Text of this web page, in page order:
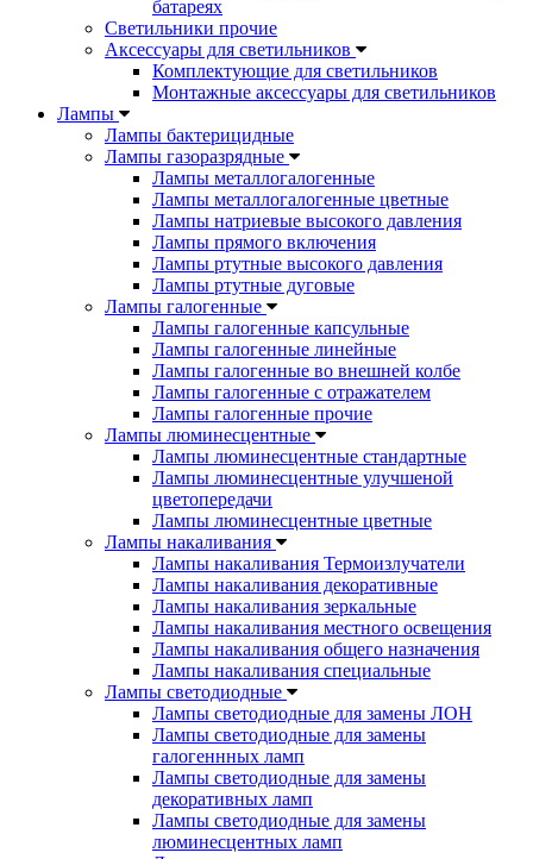
батареях
Светильники прочие
Аксессуары для светильников
Комплектующие для светильников
Монтажные аксессуары для светильников
Лампы
Лампы бактерицидные
Лампы газоразрядные
Лампы металлогалогенные
Лампы металлогалогенные цветные
Лампы натриевые высокого давления
Лампы прямого включения
Лампы ртутные высокого давления
Лампы ртутные дуговые
Лампы галогенные
Лампы галогенные капсульные
Лампы галогенные линейные
Лампы галогенные во внешней колбе
Лампы галогенные с отражателем
Лампы галогенные прочие
Лампы люминесцентные
Лампы люминесцентные стандартные
Лампы люминесцентные улучшеной
цветопередачи
Лампы люминесцентные цветные
Лампы накаливания
Лампы накаливания Термоизлучатели
Лампы накаливания декоративные
Лампы накаливания зеркальные
Лампы накаливания местного освещения
Лампы накаливания общего назначения
Лампы накаливания специальные
Лампы светодиодные
Лампы светодиодные для замены ЛОН
Лампы светодиодные для замены
галогеннных ламп
Лампы светодиодные для замены
декоративных ламп
Лампы светодиодные для замены
люминесцентных ламп